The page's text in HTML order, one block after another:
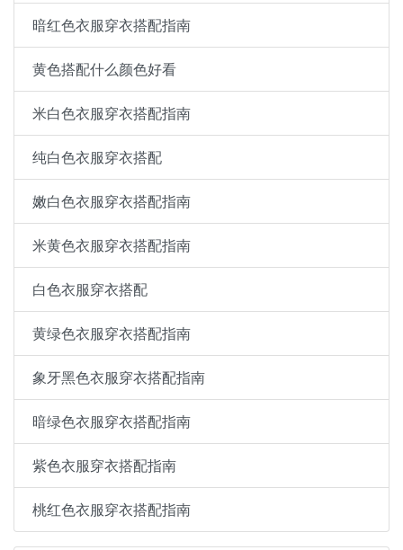
暗红色衣服穿衣搭配指南
黄色搭配什么颜色好看
米白色衣服穿衣搭配指南
纯白色衣服穿衣搭配
嫩白色衣服穿衣搭配指南
米黄色衣服穿衣搭配指南
白色衣服穿衣搭配
黄绿色衣服穿衣搭配指南
象牙黑色衣服穿衣搭配指南
暗绿色衣服穿衣搭配指南
紫色衣服穿衣搭配指南
桃红色衣服穿衣搭配指南